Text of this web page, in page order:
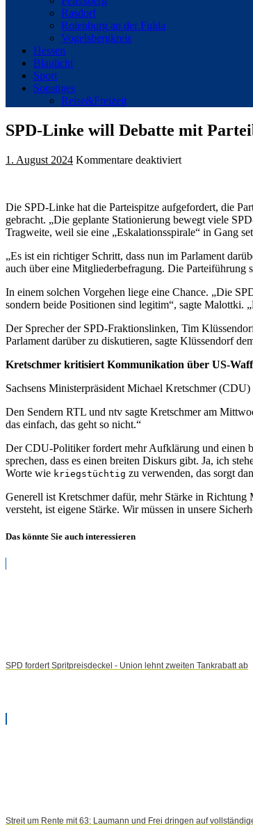
Rasdorf
Rotenburg an der Fulda
Vogelsbergkreis
Hessen
Blaulicht
Sport
Sonstiges
Reise&Freizeit
SPD-Linke will Debatte mit
1. August 2024 Kommentare deaktiviertfür
Debatte
mit
Parteibasis
Raketen-
Stationierung
Die SPD-Linke hat die Parteispitze aufgefordert, die
gebracht. „Die geplante Stationierung bewegt viele
Tragweite, weil sie eine „Eskalationsspirale“ in Gang
„Es ist ein richtiger Schritt, dass nun im Parlament
auch über eine Mitgliederbefragung. Die Parteiführung
In einem solchen Vorgehen liege eine Chance. „Die
sondern beide Positionen sind legitim“, sagte Malottki.
Der Sprecher der SPD-Fraktionslinken, Tim
Parlament darüber zu diskutieren, sagte Klüssendorf
Kretschmer kritisiert Kommunikation über US-
Sachsens Ministerpräsident Michael Kretschmer
Den Sendern RTL und ntv sagte Kretschmer am
das einfach, das geht so nicht.“
Der CDU-Politiker fordert mehr Aufklärung und einen
sprechen, dass es einen breiten Diskurs gibt. Ja, ich
Worte wie kriegstüchtig zu verwenden, das sorgt
Generell ist Kretschmer dafür, mehr Stärke in Richtung
versteht, ist eigene Stärke. Wir müssen in unsere
Das könnte Sie auch interessieren
SPD fordert Spritpreisdeckel - Union lehnt zweiten Tankrabatt ab
Streit um Rente mit 63: Laumann und Frei dringen auf